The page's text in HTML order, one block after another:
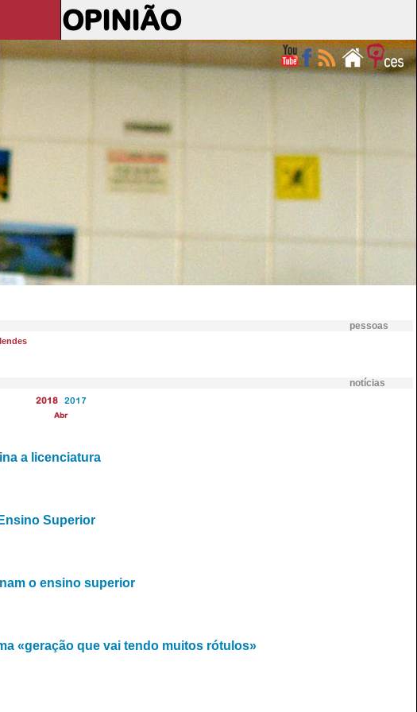
OPINIÃO
pessoas
notícias
2018 2017
Abr
a licenciatura
Superior
o ensino superior
«geração que vai tendo muitos rótulos»